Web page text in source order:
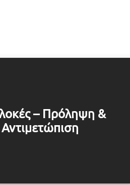
– Πρόληψη &
Αντιμετώπιση